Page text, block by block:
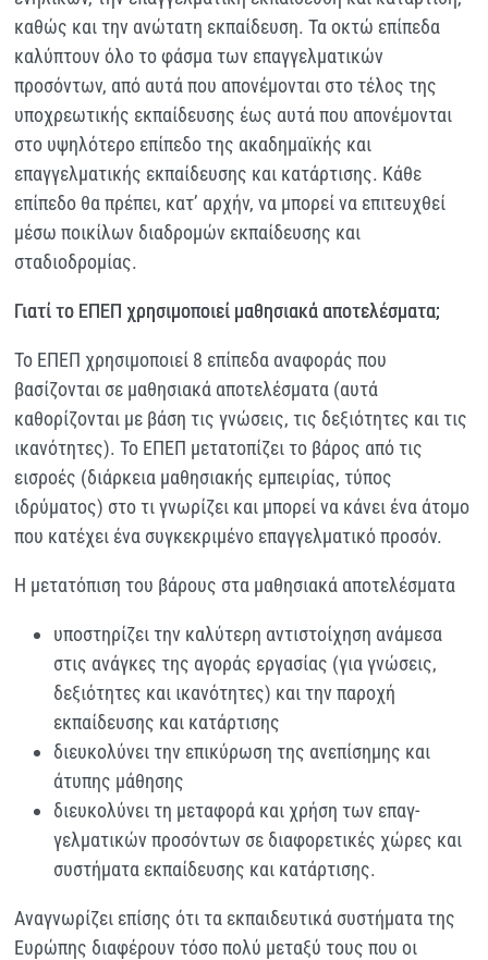
καθώς και την ανώτατη εκπαίδευση. Τα οκτώ επίπεδα
καλύπτουν όλο το φάσμα των επαγγελματικών
προσόντων, από αυτά που απονέμονται στο τέλος της
υποχρεωτικής εκπαίδευσης έως αυτά που απονέμονται
στο υψηλότερο επίπεδο της ακαδημαϊκής και
επαγγελματικής εκπαίδευσης και κατάρτισης. Κάθε
επίπεδο θα πρέπει, κατ’ αρχήν, να μπορεί να επιτευχθεί
μέσω ποικίλων διαδρομών εκπαίδευσης και
σταδιοδρομίας.
Γιατί το ΕΠΕΠ χρησιμοποιεί μαθησιακά αποτελέσματα;
Το ΕΠΕΠ χρησιμοποιεί 8 επίπεδα αναφοράς που
βασίζονται σε μαθησιακά αποτελέσματα (αυτά
καθορίζονται με βάση τις γνώσεις, τις δεξιότητες και τις
ικανότητες). Το ΕΠΕΠ μετατοπίζει το βάρος από τις
εισροές (διάρκεια μαθησιακής εμπειρίας, τύπος
ιδρύματος) στο τι γνωρίζει και μπορεί να κάνει ένα άτομο
που κατέχει ένα συγκεκριμένο επαγγελματικό προσόν.
Η μετατόπιση του βάρους στα μαθησιακά αποτελέσματα
υποστηρίζει την καλύτερη αντιστοίχηση ανάμεσα
στις ανάγκες της αγοράς εργασίας (για γνώσεις,
δεξιότητες και ικανότητες) και την παροχή
εκπαίδευσης και κατάρτισης
διευκολύνει την επικύρωση της ανεπίσημης και
άτυπης μάθησης
διευκολύνει τη μεταφορά και χρήση των επαγ-
γελματικών προσόντων σε διαφορετικές χώρες και
συστήματα εκπαίδευσης και κατάρτισης.
Αναγνωρίζει επίσης ότι τα εκπαιδευτικά συστήματα της
Ευρώπης διαφέρουν τόσο πολύ μεταξύ τους που οι